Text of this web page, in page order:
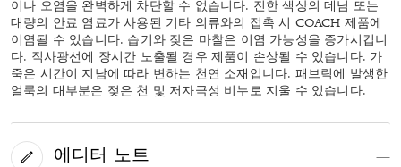
이나 오염을 완벽하게 차단할 수 없습니다. 진한 색상의 데님 또는
대량의 안료 염료가 사용된 기타 의류와의 접촉 시 COACH 제품에
이염될 수 있습니다. 습기와 잦은 마찰은 이염 가능성을 증가시킵니
다. 직사광선에 장시간 노출될 경우 제품이 손상될 수 있습니다. 가
죽은 시간이 지남에 따라 변하는 천연 소재입니다. 패브릭에 발생한
얼룩의 대부분은 젖은 천 및 저자극성 비누로 지울 수 있습니다.
에디터 노트